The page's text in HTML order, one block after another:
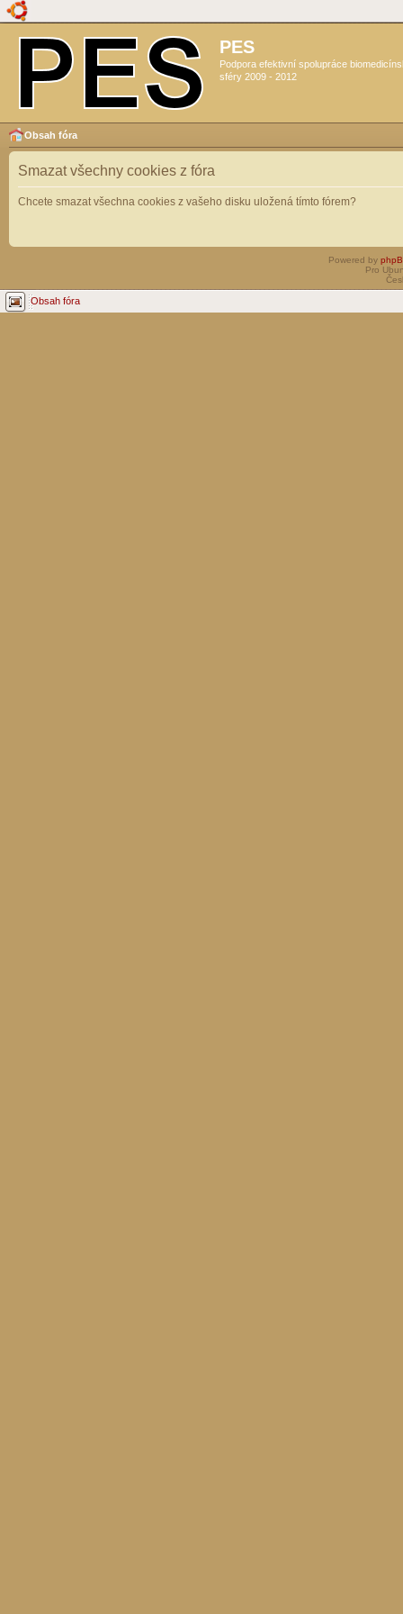
PES
Podpora efektivní spolupráce
sféry 2009 - 2012
Obsah fóra
Smazat všechny cookies z fóra
Chcete smazat všechna cookies z vašeho disku uložená tímto fórem?
Powered by
Pro
Obsah fóra